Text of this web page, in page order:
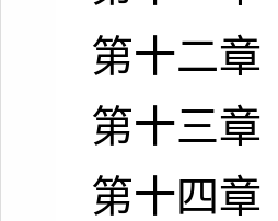
第十二
第十三
第十四